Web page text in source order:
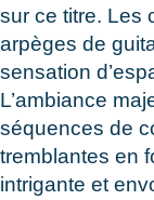
sur ce titre. Les
arpèges de
sensation
L’ambiance
séquences de
tremblantes en
intrigante et